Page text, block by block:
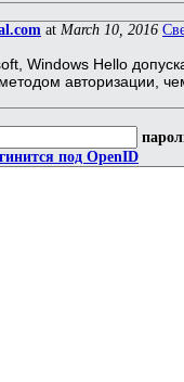
at March 10, 2016
Windows Hello
авторизации,
под OpenID